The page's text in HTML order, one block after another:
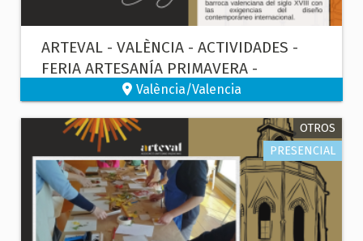
ARTEVAL - VALÈNCIA - ACTIVIDADES -
FERIA ARTESANÍA PRIMAVERA -
València/Valencia
OTROS
PRESENCIAL